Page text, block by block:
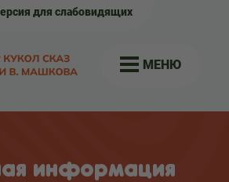
для слабовидящих
МЕНЮ
информация